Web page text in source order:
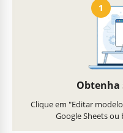
1
Obtenha
Clique em "Editar
Google Sheets